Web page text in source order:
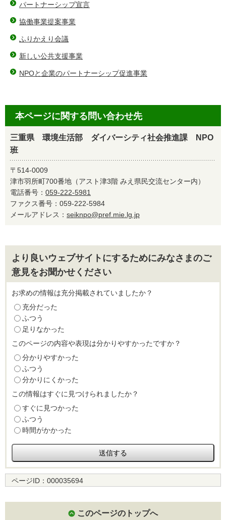
パートナーシップ宣言
協働事業提案事業
ふりかえり会議
新しい公共支援事業
NPOと企業のパートナーシップ促進事業
本ページに関する問い合わせ先
三重県 環境生活部 ダイバーシティ社会推進課 NPO
班
〒514-0009
津市羽所町700番地（アスト津3階 みえ県民交流センター内）
電話番号： 059-222-5981
ファクス番号：059-222-5984
メールアドレス： seiknpo@pref.mie.lg.jp
より良いウェブサイトにするためにみなさまのご
意見をお聞かせください
お求めの情報は充分掲載されていましたか？
充分だった
ふつう
足りなかった
このページの内容や表現は分かりやすかったですか？
分かりやすかった
ふつう
分かりにくかった
この情報はすぐに見つけられましたか？
すぐに見つかった
ふつう
時間がかかった
ページID： 000035694
このページのトップへ